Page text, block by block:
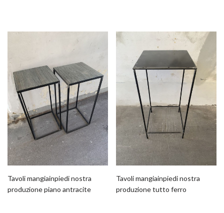
Tavoli mangiainpiedi nostra
produzione piano antracite
Tavoli mangiainpiedi nostra
produzione tutto ferro